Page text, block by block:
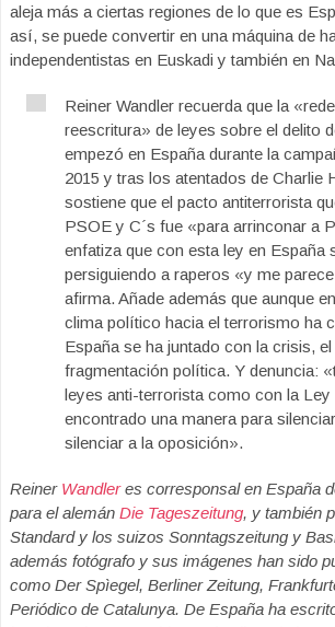
aleja más a ciertas regiones de lo que es
así, se puede convertir en una máquina de
independentistas en Euskadi y también en
Reiner Wandler recuerda que la
reescritura» de leyes sobre el delito
empezó en España durante la
2015 y tras los atentados de Charlie
sostiene que el pacto antiterrorista
PSOE y C´s fue «para arrinconar a
enfatiza que con esta ley en España
persiguiendo a raperos «y me
afirma. Añade además que aunque
clima político hacia el terrorismo ha
España se ha juntado con la crisis,
fragmentación política. Y denuncia:
leyes anti-terrorista como con la Ley
encontrado una manera para
silenciar a la oposición».
Reiner Wandleres corresponsal en España
para el alemán Die Tageszeitung, y también
Standard y los suizos Sonntagszeitung y
además fotógrafo y sus imágenes han sido
como Der Spìegel, Berliner Zeitung,
Periódico de Catalunya. De España ha